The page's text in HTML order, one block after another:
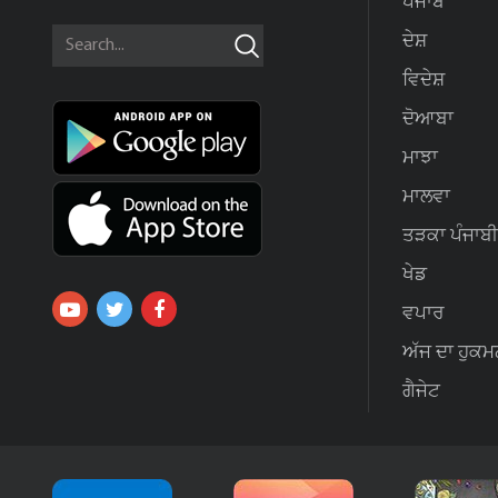
ਦੇਸ਼
ਵਿਦੇਸ਼
ਦੋਆਬਾ
ਮਾਝਾ
ਮਾਲਵਾ
ਤੜਕਾ ਪੰਜਾਬੀ
ਖੇਡ
ਵਪਾਰ
ਅੱਜ ਦਾ
ਗੈਜੇਟ